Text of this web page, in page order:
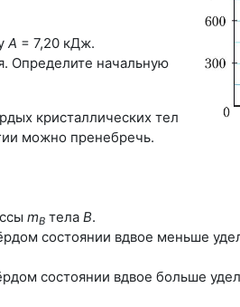
А = 7,20 кДж.
Определите начальную
кристаллических тел
можно пренебречь.
mB тела В.
состоянии вдвое меньше
состоянии вдвое больше